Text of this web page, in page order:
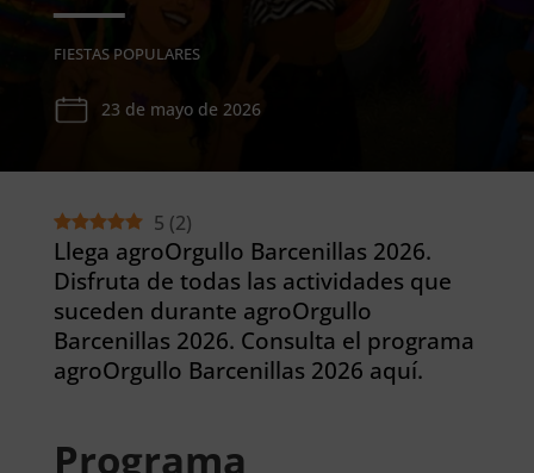
FIESTAS POPULARES
23 de mayo de 2026
5 (2)
Llega agroOrgullo Barcenillas 2026.
Disfruta de todas las actividades que
suceden durante agroOrgullo
Barcenillas 2026. Consulta el programa
agroOrgullo Barcenillas 2026 aquí.
Programa